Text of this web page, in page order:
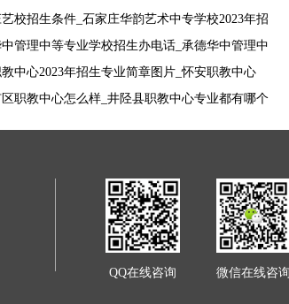
年招生专业简章
校招生条件_石家庄华韵艺术中专学校2023年招
章
管理中等专业学校招生办电话_承德华中管理中
年招生专业简章
中心2023年招生专业简章图片_怀安职教中心
招生专业简章
职教中心怎么样_井陉县职教中心专业都有哪个
QQ在线咨询 微信在线咨